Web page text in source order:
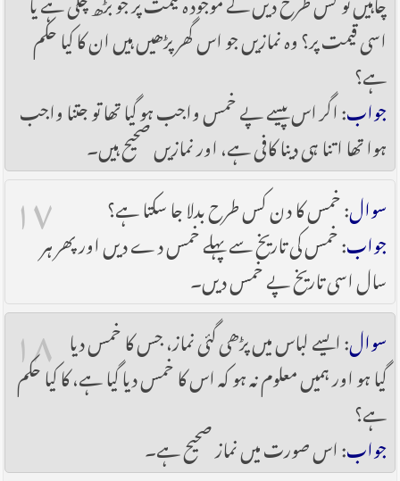
اسی قیمت پر؟ وہ نمازیں جو اس گھر پڑھیں ہیں ان کا کیا حکم
ہے؟
جواب: اگر اس پیسے پے خمس واجب ہو گیا تھا تو جتنا واجب
ہوا تھا اتنا ہی دینا کافی ہے، اور نمازیں صحیح ہیں۔
۱۷ سوال: خمس کا دن کس طرح بدلا جا سکتا ہے؟
جواب: خمس کی تاریخ سے پہلے خمس دے دیں اور پھر ہر
سال اسی تاریخ پے خمس دیں۔
۱۸ سوال: ایسے لباس میں پڑھی گئی نماز، جس کا خمس دیا
گیا ہو اور ہمیں معلوم نہ ہو کہ اس کا خمس دیا گیا ہے، کا کیا حکم
ہے؟
جواب: اس صورت میں نماز صحیح ہے۔